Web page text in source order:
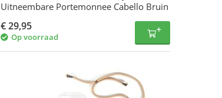
Uitneembare Portemonnee Cabello Bruin
€29,95
Op voorraad